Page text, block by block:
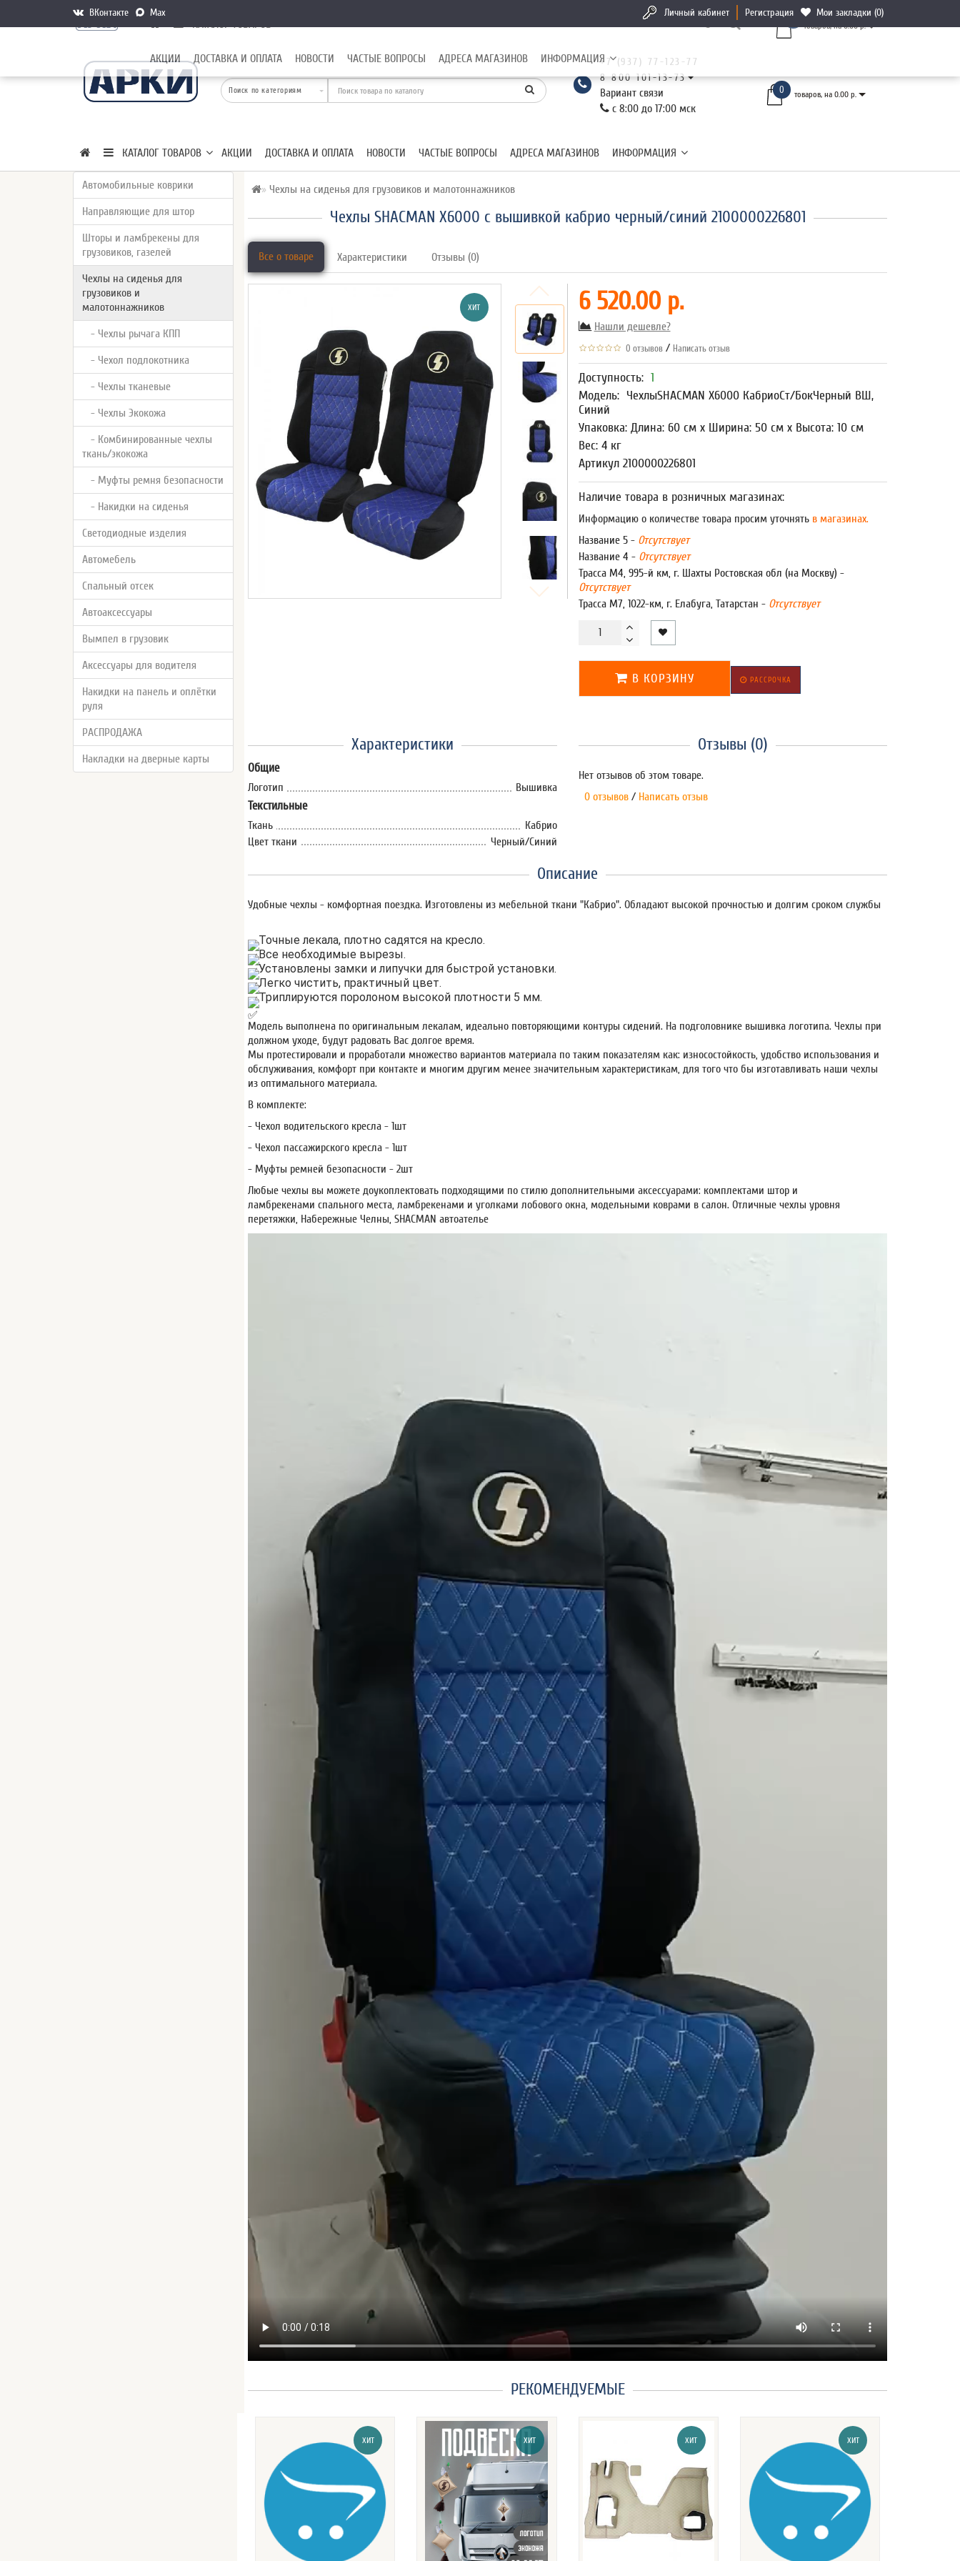
КАТАЛОГ ТОВАРОВ
АКЦИИ ДОСТАВКА И ОПЛАТА НОВОСТИ ЧАСТЫЕ ВОПРОСЫ АДРЕСА МАГАЗИНОВ ИНФОРМАЦИЯ
товаров, на 0.00 р.
ВКонтакте Max Личный кабинет Регистрация Мои закладки (0)
+7 (937) 77-123-77
8 800 101-13-73
Вариант связи
с 8:00 до 17:00 мск
0 товаров, на 0.00 р.
КАТАЛОГ ТОВАРОВ АКЦИИ ДОСТАВКА И ОПЛАТА НОВОСТИ ЧАСТЫЕ ВОПРОСЫ АДРЕСА МАГАЗИНОВ ИНФОРМАЦИЯ
Автомобильные коврики
Направляющие для штор
Шторы и ламбрекены для
грузовиков, газелей
Чехлы на сиденья для
грузовиков и
малотоннажников
- Чехлы рычага КПП
- Чехол подлокотника
- Чехлы тканевые
- Чехлы Экокожа
- Комбинированные чехлы
ткань/экокожа
- Муфты ремня безопасности
- Накидки на сиденья
Светодиодные изделия
Автомебель
Спальный отсек
Автоаксессуары
Вымпел в грузовик
Аксессуары для водителя
Накидки на панель и оплётки
руля
РАСПРОДАЖА
Накладки на дверные карты
Чехлы на сиденья для грузовиков и малотоннажников
Чехлы SHACMAN X6000 с вышивкой кабрио черный/синий 2100000226801
Все о товаре Характеристики Отзывы (0)
ХИТ 6 520.00 р.
Нашли дешевле?
0 отзывов / Написать отзыв
Доступность: 1
Модель: ЧехлыSHACMAN X6000 КабриоСт/БокЧерный ВШ,
Синий
Упаковка: Длина: 60 см x Ширина: 50 см x Высота: 10 см
Вес: 4 кг
Артикул 2100000226801
Наличие товара в розничных магазинах:
Информацию о количестве товара просим уточнятьв магазинах.
Название 5 - Отсутствует
Название 4 - Отсутствует
Трасса М4, 995-й км, г. Шахты Ростовская обл (на Москву) -
Отсутствует
Трасса М7, 1022-км, г. Елабуга, Татарстан - Отсутствует
В КОРЗИНУ РАССРОЧКА
Характеристики
Общие
Логотип Вышивка
Текстильные
Ткань
Кабрио
Цвет ткани
Черный/Синий
Отзывы (0)
Нет отзывов об этом товаре.
0 отзывов / Написать отзыв
Описание
Удобные чехлы - комфортная поездка. Изготовлены из мебельной ткани "Кабрио". Обладают высокой прочностью и долгим сроком службы
Точные лекала, плотно садятся на кресло.
Все необходимые вырезы.
Установлены замки и липучки для быстрой установки.
Легко чистить, практичный цвет.
Триплируются поролоном высокой плотности 5 мм.
Модель выполнена по оригинальным лекалам, идеально повторяющими контуры сидений. На подголовнике вышивка логотипа. Чехлы при
должном уходе, будут радовать Вас долгое время.
Мы протестировали и проработали множество вариантов материала по таким показателям как: износостойкость, удобство использования и
обслуживания, комфорт при контакте и многим другим менее значительным характеристикам, для того что бы изготавливать наши чехлы
из оптимального материала.
В комплекте:
- Чехол водительского кресла - 1шт
- Чехол пассажирского кресла - 1шт
- Муфты ремней безопасности - 2шт
Любые чехлы вы можете доукоплектовать подходящими по стилю дополнительными аксессуарами: комплектами штор и
ламбрекенами спального места, ламбрекенами и уголками лобового окна, модельными коврами в салон. Отличные чехлы уровня
перетяжки, Набережные Челны, SHACMAN автоателье
РЕКОМЕНДУЕМЫЕ
ХИТ ХИТ ХИТ ХИТ